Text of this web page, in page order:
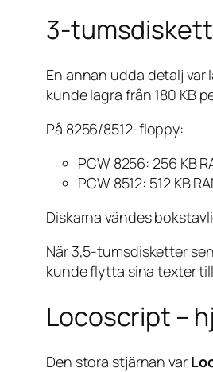
3-
En annan udda detalj
kunde lagra från 180 KB
På 8256/8512-floppy:
PCW 8256: 256 KB
PCW 8512: 512 KB
Diskarna vändes
När 3,5-tumsdisketter
kunde flytta sina texter
Locoscript –
Den stora stjärnan var